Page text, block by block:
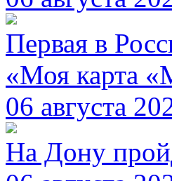
Первая в
«Моя карта
06 августа
На Дону